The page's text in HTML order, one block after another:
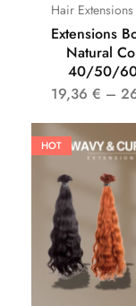
Hair
Extensions
Natural
40/50/
19,36 € –
HOT